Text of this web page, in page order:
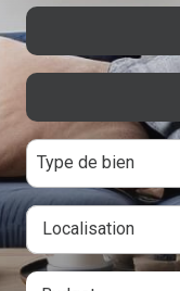
De l'immo pro
De l'immo pro
Type de bien